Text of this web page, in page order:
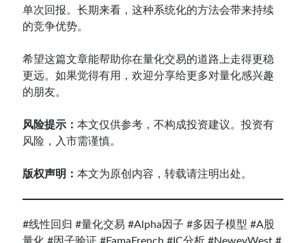
单次回报。长期来看，这种系统化的方法会带来持续
的竞争优势。
希望这篇文章能帮助你在量化交易的道路上走得更稳
更远。如果觉得有用，欢迎分享给更多对量化感兴趣
的朋友。
风险提示：本文仅供参考，不构成投资建议。投资有
风险，入市需谨慎。
版权声明：本文为原创内容，转载请注明出处。
#线性回归 #量化交易 #Alpha因子 #多因子模型 #A股
量化 #因子验证 #FamaFrench #IC分析 #NeweyWest #